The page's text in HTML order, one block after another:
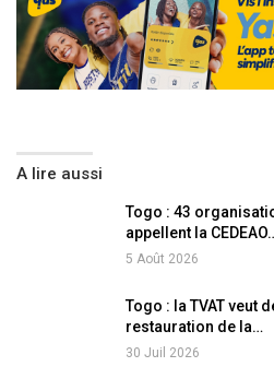
A lire aussi
Togo : 43
appellent la
5 Août 2026
Togo : la TVAT veut
restauration de la…
30 Juil 2026